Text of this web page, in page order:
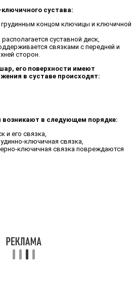
сустава:
концом ключицы и ключичной
суставной диск,
связками с передней и
сторон.
его поверхности имеют
в суставе происходят:
в следующем порядке:
и его связка,
ключичная связка,
ключичная связка повреждаются